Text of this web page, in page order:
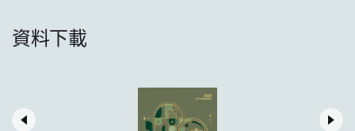
資料下載